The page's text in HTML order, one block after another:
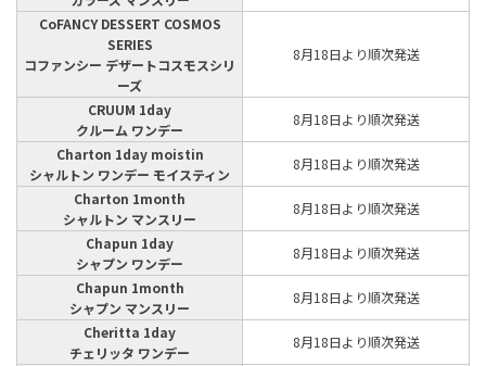
CoFANCY DESSERT COSMOS
SERIES
コファンシー デザートコスモスシリ
ーズ
8月18日より順次発送
CRUUM 1day
クルーム ワンデー
8月18日より順次発送
Charton 1day moistin
シャルトン ワンデー モイスティン
8月18日より順次発送
Charton 1month
シャルトン マンスリー
8月18日より順次発送
Chapun 1day
シャプン ワンデー
8月18日より順次発送
Chapun 1month
シャプン マンスリー
8月18日より順次発送
Cheritta 1day
チェリッタ ワンデー
8月18日より順次発送